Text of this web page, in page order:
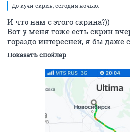
До кучи скрин, сегодня ночью.
И что нам с этого скрина?))
Вот у меня тоже есть скрин
гораздо интересней, я бы даже
Показать спойлер